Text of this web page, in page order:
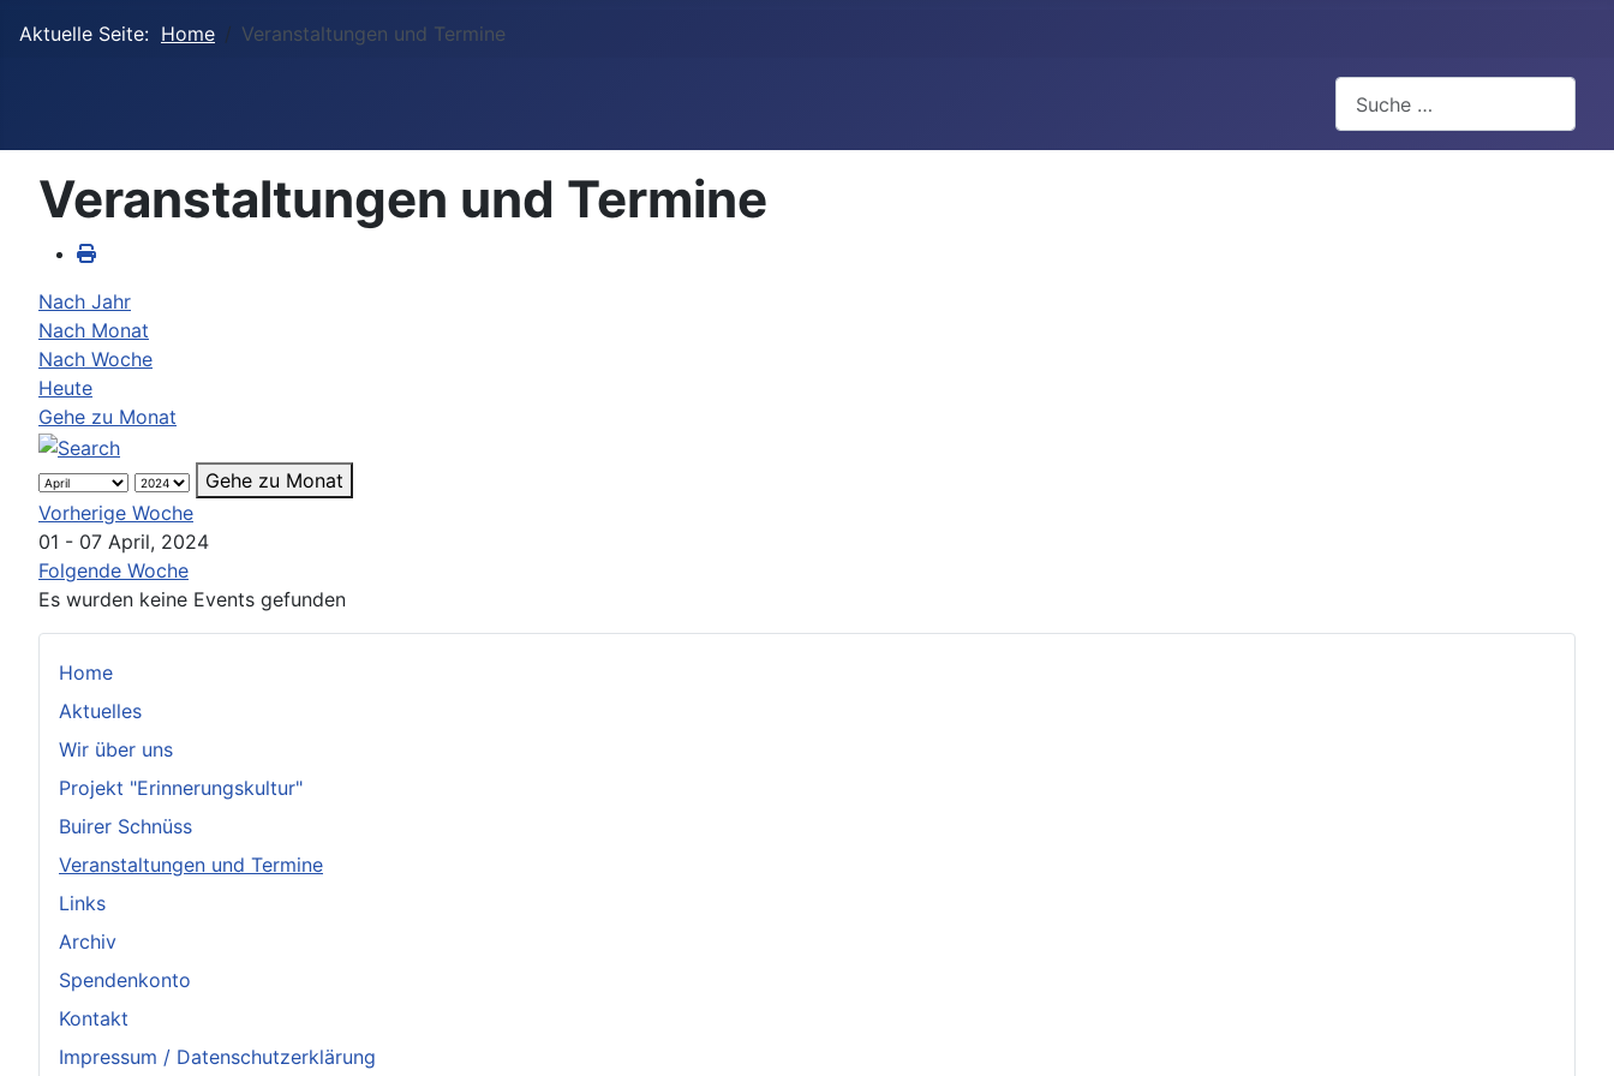
Aktuelle Seite: Home Veranstaltungen und Termine
Home
Aktuelles
Wir über uns
Projekt "Erinnerungskultur"
Buirer Schnüss
Veranstaltungen und Termine
Links
Archiv
Spendenkonto
Kontakt
Impressum / Datenschutzerklärung
Veranstaltungen und Termine
Nach Jahr
Nach Monat
Nach Woche
Heute
Gehe zu Monat
Gehe zu Monat
Vorherige Woche
01 - 07 April, 2024
Folgende Woche
Es wurden keine Events gefunden